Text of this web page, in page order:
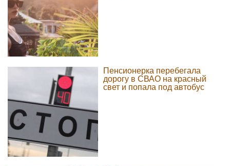
Пенсионерка перебегала
дорогу в СВАО на красный
свет и попала под автобус